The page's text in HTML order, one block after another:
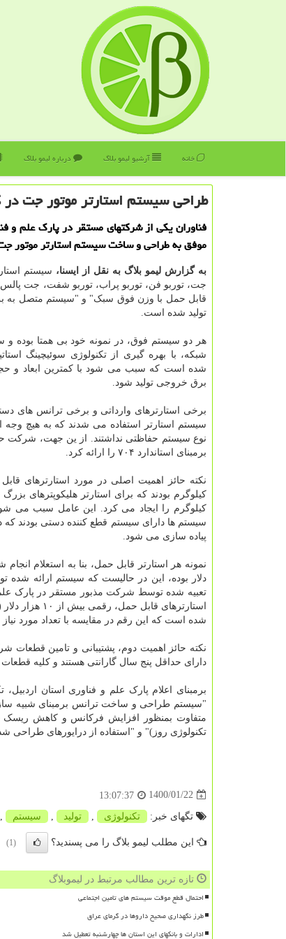
خانه آرشیو لیمو بلاگ درباره لیمو بلاگ
طراحی سیستم استارتر موتور جت
فناوران یکی از شرکتهای مستقر در پارک علم و
موفق به طراحی و ساخت سیستم استارتر موتور
به گزارش لیمو بلاگ به نقل از ایسنا، سیستم
جت، توربو فن، توربو پراب، توربو شفت، جت
قابل حمل با وزن فوق سبک" و "سیستم متصل به
تولید شده است.
هر دو سیستم فوق، در نمونه خود بی همتا بوده
شبکه، با بهره گیری از تکنولوژی سوئیچینگ
شده است که سبب می شود با کمترین ابعاد و حجم
برق خروجی تولید شود.
برخی استارترهای وارداتی و برخی ترانس های
سیستم استارتر استفاده می شدند که به هیچ وجه
نوع سیستم حفاظتی نداشتند. از ین جهت، شرکت
برمبنای استاندارد ۷۰۴ را ارائه کرد.
کیلوگرم را ایجاد می کرد. این عامل سبب می
سیستم ها دارای سیستم قطع کننده دستی بودند
پیاده سازی می شود.
دلار بوده، این در حالیست که سیستم ارائه شده
استارترهای
شده است که این رقم در مقایسه با تعداد مورد
نکته حائز اهمیت دوم، پشتیبانی و تامین قطعات
دارای حداقل پنج سال گارانتی هستند و کلیه
برمبنای اعلام پارک علم و فناوری استان
"سیستم طراحی و ساخت ترانس برمبنای شبیه
تکنولوژی روز)" و "استفاده از درایورهای
1400/01/22
13:07:37
تگهای خبر: تكنولوژی تولید سیستم
این مطلب لیمو بلاگ را می پسندید؟ (1)
تازه ترین مطالب مرتبط در لیموبلاگ
احتمال قطع موقت سیستم های تامین اجتماعی
طرز نگهداری صحیح داروها در گرمای عراق
ادارات و بانکهای این استان ها چهارشنبه تعطیل شد